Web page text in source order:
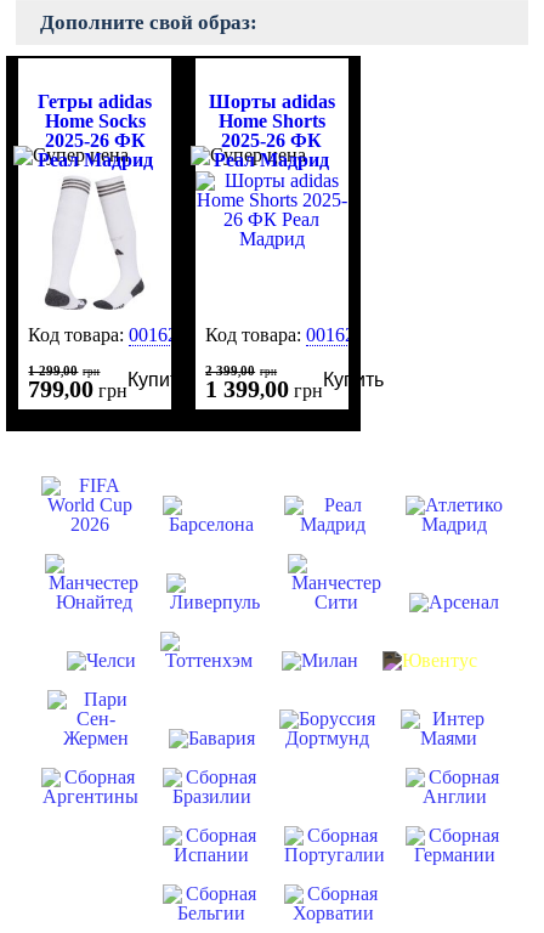
Дополните свой образ:
Гетры adidas
Home Socks
2025-26 ФК
Реал Мадрид
Код товара:0016214
1 299,00 грн
799,00 грн
Купить
Шорты adidas
Home Shorts
2025-26 ФК
Реал Мадрид
Код товара:0016218
2 399,00 грн
1 399,00 грн
Купить